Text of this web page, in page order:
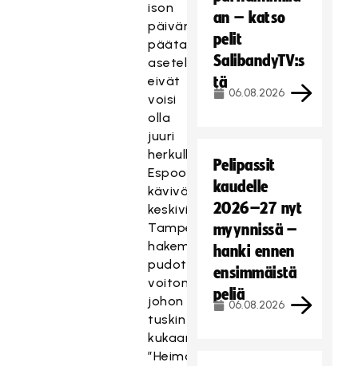
ison
päivän
päätapahtumaan
asetelmat
eivät
voisi
olla
juuri
herkullisemmat.
Espoolaiset
kävivät
keskiviikkona
Tampereella
hakemassa
pudotuspeliavauksesta
voiton,
johon
tuskin
kukaan
”Heimon”
an – katso
pelit
SalibandyTV:s
tä
06.08.2026
Pelipassit
kaudelle
2026–27 nyt
myynnissä –
hanki ennen
ensimmäistä
peliä
06.08.2026